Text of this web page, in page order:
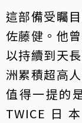
這部備受矚
佐藤健。他
以持續到天
洲累積超高
值得一提的
TWICE日